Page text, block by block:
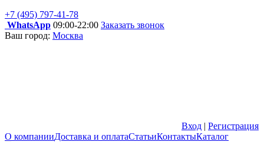
+7 (495) 797-41-78
WhatsApp 09:00-22:00 Заказать звонок
Ваш город: Москва
Вход | Регистрация
О компанииДоставка и оплатаСтатьиКонтактыКаталог